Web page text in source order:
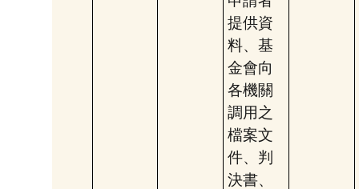
提供資
料、基
金會向
各機關
調用之
檔案文
件、判
決書、